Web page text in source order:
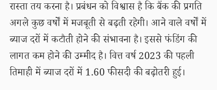
रास्ता तय करना है। प्रबंधन को विश्वास है कि बैंक की प्रगति
अगले कुछ वर्षों में मजबूती से बढ़ती रहेगी। आने वाले वर्षों में
ब्याज दरों में कटौती होने की संभावना है। इससे फंडिंग की
लागत कम होने की उम्मीद है। वित्त वर्ष 2023 की पहली
तिमाही में ब्याज दरों में 1.60 फीसदी की बढ़ोतरी हुई।